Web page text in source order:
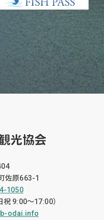
佐原663-1
1050
祝 9:00〜17:00）
odai.info